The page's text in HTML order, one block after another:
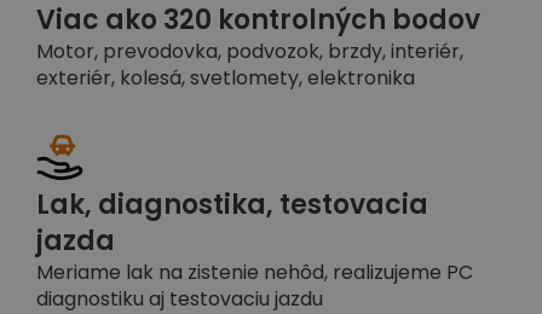
Viac ako 320 kontrolných bodov
Motor, prevodovka, podvozok, brzdy, interiér,
exteriér, kolesá, svetlomety, elektronika
Lak, diagnostika, testovacia
jazda
Meriame lak na zistenie nehôd, realizujeme PC
diagnostiku aj testovaciu jazdu